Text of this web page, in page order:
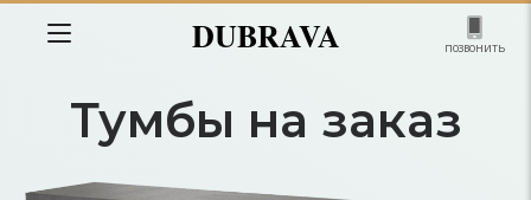
DUBRAVA позвонить
Тумбы на заказ